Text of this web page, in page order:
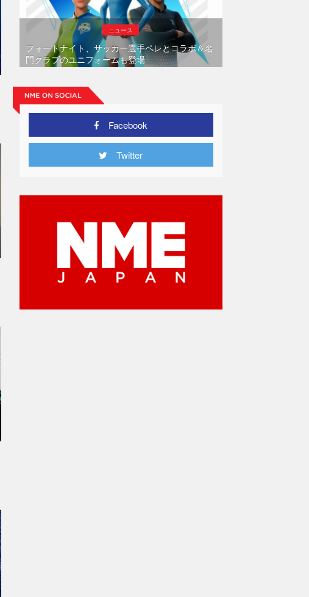
ニュース
フォートナイト、サッカー選手ペレとコラボ＆名
門クラブのユニフォームも登場
Facebook
Twitter